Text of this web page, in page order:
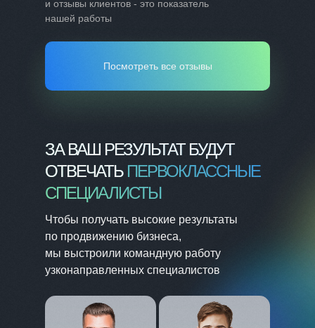
и отзывы клиентов - это показатель
нашей работы
Посмотреть все отзывы
ЗА ВАШ РЕЗУЛЬТАТ БУДУТ
ОТВЕЧАТЬ ПЕРВОКЛАССНЫЕ
СПЕЦИАЛИСТЫ
Чтобы получать высокие результаты
по продвижению бизнеса,
мы выстроили командную работу
узконаправленных специалистов